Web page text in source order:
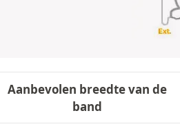
Aanbevolen breedte van de
band